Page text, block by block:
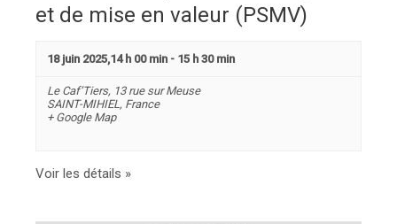
et de mise en valeur (PSMV)
18 juin 2025,14 h 00 min - 15 h 30 min
Le Caf’Tiers, 13 rue sur Meuse
SAINT-MIHIEL, France
+ Google Map
Voir les détails »